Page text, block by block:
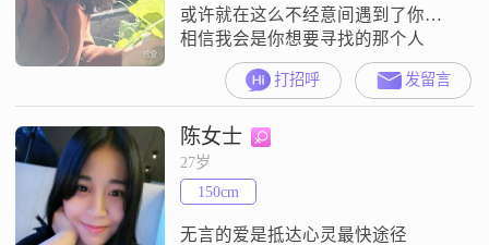
或许就在这么不经意间遇到了你…
相信我会是你想要寻找的那个人
打招呼 发留言
陈女士
27岁
150cm
无言的爱是抵达心灵最快途径